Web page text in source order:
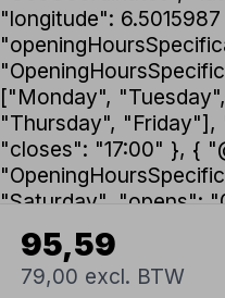
95,59
79,00 excl. BTW
"longitude":
["Monday",
"Thursday",
"closes": "17:00" }, {
"Saturday", "opens":
], "foundingDate":
"Person", "name":
"paymentAccepted":